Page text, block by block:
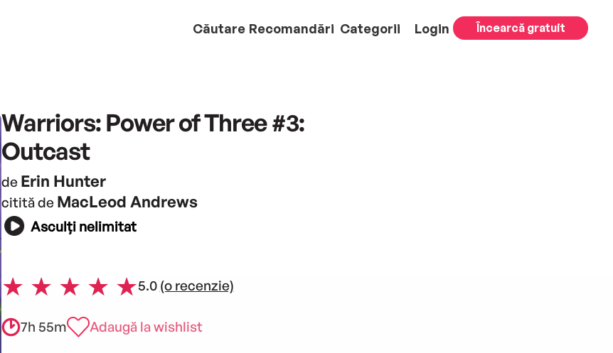
Căutare Recomandări Categorii Login Încearcă gratuit
Warriors: Power of Three #3:
Outcast
de Erin Hunter
citită de MacLeod Andrews
Asculți nelimitat
5.0 (o recenzie)
7h 55m Adaugă la wishlist